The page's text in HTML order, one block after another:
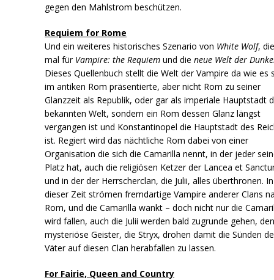
gegen den Mahlstrom beschützen.
Requiem for Rome
Und ein weiteres historisches Szenario von White Wolf,
mal für Vampire: the Requiem und dieneue Welt der
Dieses Quellenbuch stellt die Welt der Vampire da wie es
im antiken Rom präsentierte, aber nicht Rom zu seiner
Glanzzeit als Republik, oder gar als imperiale Hauptstadt
bekannten Welt, sondern ein Rom dessen Glanz längst
vergangen ist und Konstantinopel die Hauptstadt des
ist. Regiert wird das nächtliche Rom dabei von einer
Organisation die sich die Camarilla nennt, in der jeder
Platz hat, auch die religiösen Ketzer der Lancea et
und in der der Herrscherclan, die Julii, alles überthronen. In
dieser Zeit strömen fremdartige Vampire anderer Clans
Rom, und die Camarilla wankt – doch nicht nur die
wird fallen, auch die Julii werden bald zugrunde gehen,
mysteriöse Geister, die Stryx, drohen damit die Sünden
Väter auf diesen Clan herabfallen zu lassen.
For Fairie, Queen and Country